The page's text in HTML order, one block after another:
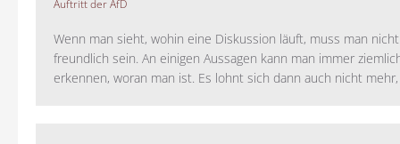
Auftritt der AfD
Wenn man sieht, wohin eine Diskussion läuft, muss man
freundlich sein. An einigen Aussagen kann man immer
erkennen, woran man ist. Es lohnt sich dann auch nicht mehr,